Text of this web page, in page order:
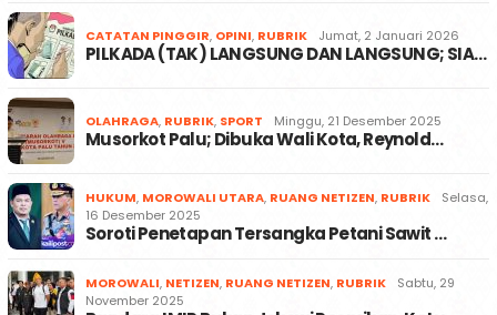
CATATAN PINGGIR, OPINI, RUBRIK Jumat, 2 Januari 2026
PILKADA (TAK) LANGSUNG DAN LANGSUNG; SIA…
OLAHRAGA, RUBRIK, SPORT Minggu, 21 Desember 2025
Musorkot Palu; Dibuka Wali Kota, Reynold…
HUKUM, MOROWALI UTARA, RUANG NETIZEN, RUBRIK
Selasa,
16 Desember 2025
Soroti Penetapan Tersangka Petani Sawit …
MOROWALI, NETIZEN, RUANG NETIZEN, RUBRIK
Sabtu, 29
November 2025